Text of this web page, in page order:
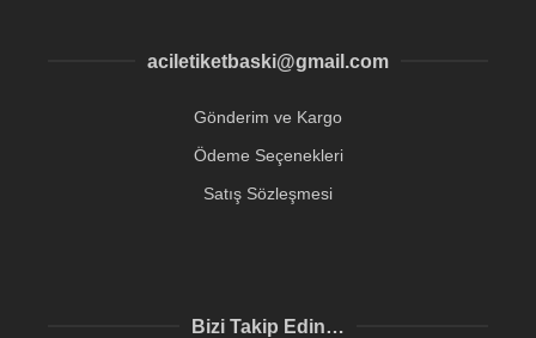
aciletiketbaski@gmail.com
Gönderim ve Kargo
Ödeme Seçenekleri
Satış Sözleşmesi
Bizi Takip Edin…